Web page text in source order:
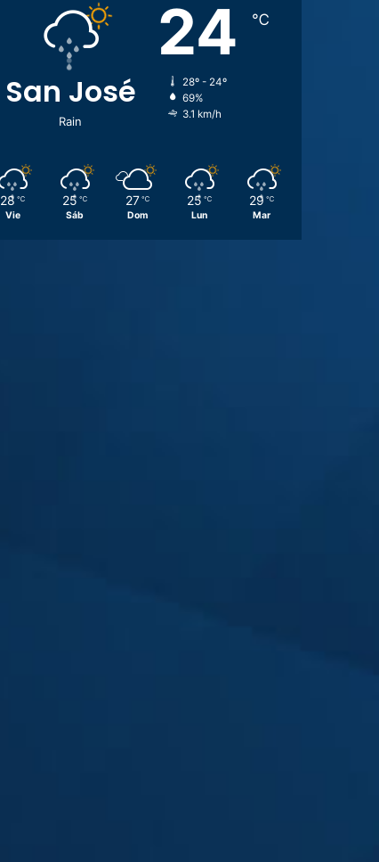
San José
Rain
24 ℃
28º - 24º
69%
3.1 km/h
28 ℃
Vie
25 ℃
Sáb
27 ℃
Dom
25 ℃
Lun
29 ℃
Mar